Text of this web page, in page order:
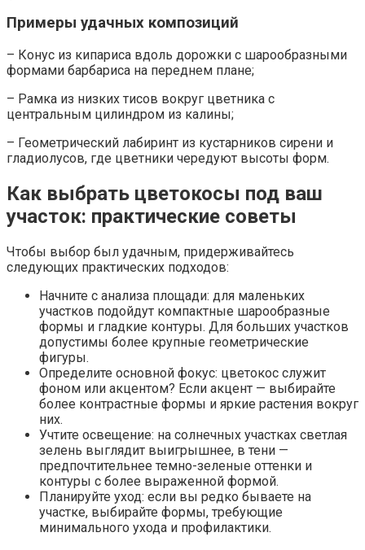
Примеры удачных композиций
– Конус из кипариса вдоль дорожки с шарообразными
формами барбариса на переднем плане;
– Рамка из низких тисов вокруг цветника с
центральным цилиндром из калины;
– Геометрический лабиринт из кустарников сирени и
гладиолусов, где цветники чередуют высоты форм.
Как выбрать цветокосы под ваш
участок: практические советы
Чтобы выбор был удачным, придерживайтесь
следующих практических подходов:
Начните с анализа площади: для маленьких
участков подойдут компактные шарообразные
формы и гладкие контуры. Для больших участков
допустимы более крупные геометрические
фигуры.
Определите основной фокус: цветокос служит
фоном или акцентом? Если акцент — выбирайте
более контрастные формы и яркие растения вокруг
них.
Учтите освещение: на солнечных участках светлая
зелень выглядит выигрышнее, в тени —
предпочтительнее темно-зеленые оттенки и
контуры с более выраженной формой.
Планируйте уход: если вы редко бываете на
участке, выбирайте формы, требующие
минимального ухода и профилактики.